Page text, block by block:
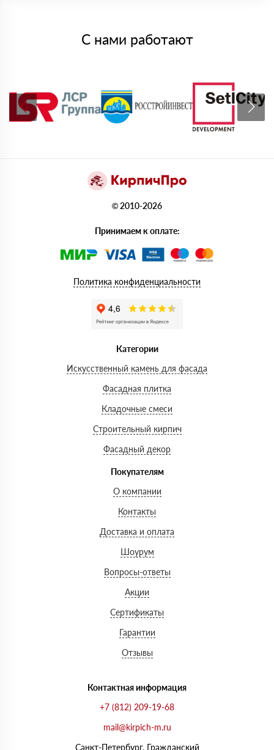
С нами работают
© 2010-2026
Принимаем к оплате:
Политика конфиденциальности
Категории
Искусственный камень для фасада
Фасадная плитка
Кладочные смеси
Строительный кирпич
Фасадный декор
Покупателям
О компании
Контакты
Доставка и оплата
Шоурум
Вопросы-ответы
Акции
Сертификаты
Гарантии
Отзывы
Контактная информация
+7 (812) 209-19-68
mail@kirpich-m.ru
Санкт-Петербург, Граждaнский